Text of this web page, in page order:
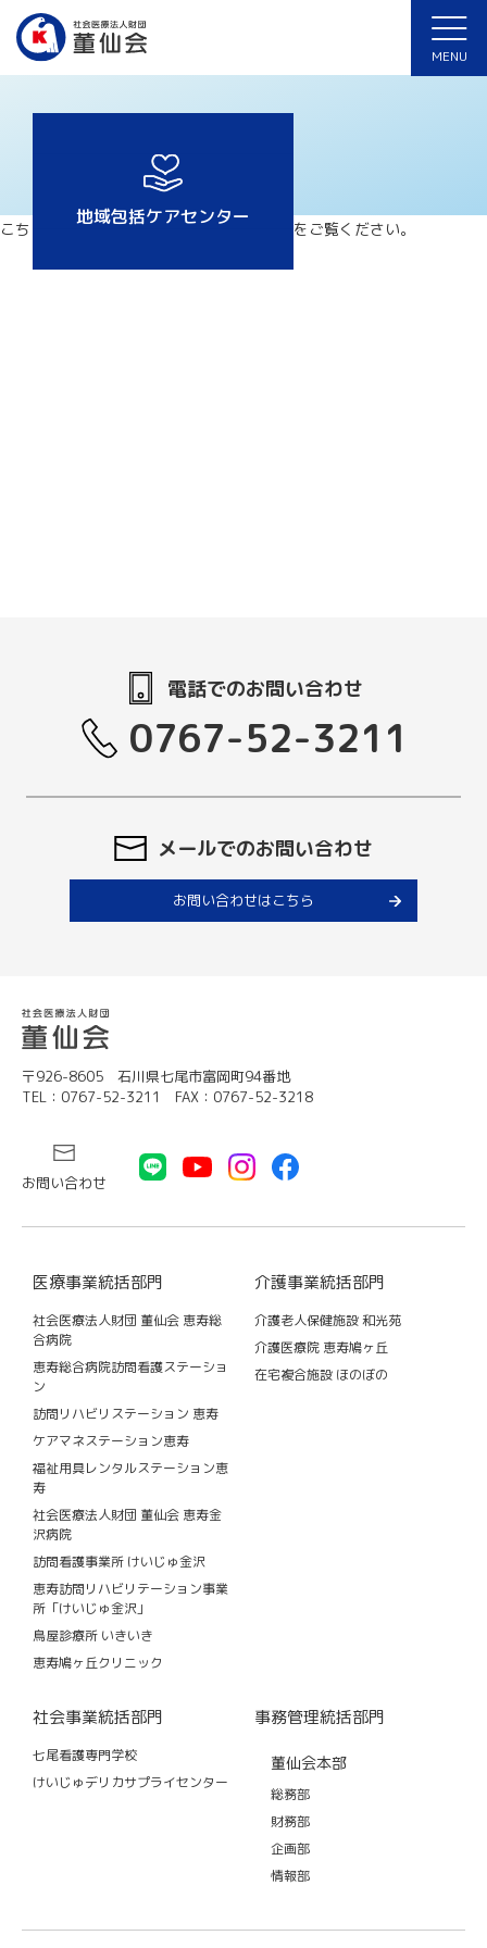
MENU
ホーム>董仙会の取り組み
地域包括ケアセンター
こちらから「地域包括ケアセンター 」をご覧ください。
電話でのお問い合わせ
0767-52-3211
メールでのお問い合わせ
お問い合わせはこちら
〒926-8605 石川県七尾市富岡町94番地
TEL：0767-52-3211 FAX：0767-52-3218
お問い合わせ
医療事業統括部門
社会医療法人財団 董仙会 恵寿総
合病院
恵寿総合病院訪問看護ステーショ
ン
訪問リハビリステーション 恵寿
ケアマネステーション恵寿
福祉用具レンタルステーション恵
寿
社会医療法人財団 董仙会 恵寿金
沢病院
訪問看護事業所 けいじゅ金沢
恵寿訪問リハビリテーション事業
所「けいじゅ金沢」
鳥屋診療所 いきいき
恵寿鳩ヶ丘クリニック
介護事業統括部門
介護老人保健施設 和光苑
介護医療院 恵寿鳩ヶ丘
在宅複合施設 ほのぼの
社会事業統括部門
七尾看護専門学校
けいじゅデリカサプライセンター
事務管理統括部門
董仙会本部
総務部
財務部
企画部
情報部